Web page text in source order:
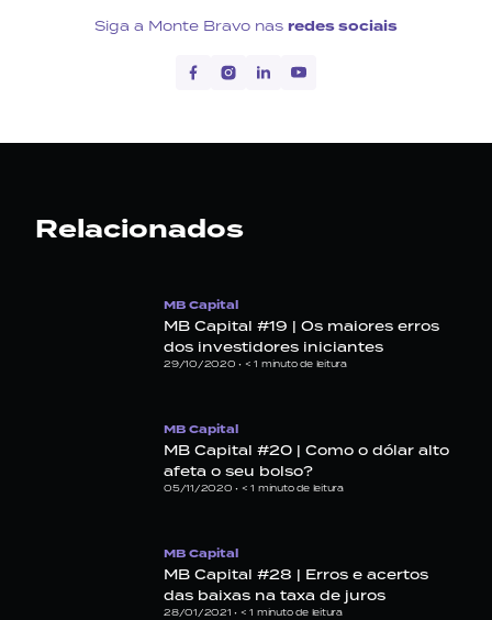
Siga a Monte Bravo nas redes sociais
Relacionados
MB Capital
MB Capital #19 | Os maiores erros
dos investidores iniciantes
29/10/2020 • < 1 minuto de leitura
MB Capital
MB Capital #20 | Como o dólar alto
afeta o seu bolso?
05/11/2020 • < 1 minuto de leitura
MB Capital
MB Capital #28 | Erros e acertos
das baixas na taxa de juros
28/01/2021 • < 1 minuto de leitura